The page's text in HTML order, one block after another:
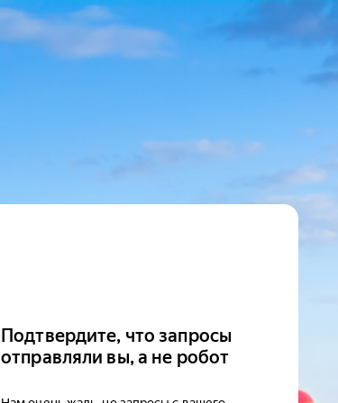
Подтвердите, что запросы
отправляли вы, а не робот